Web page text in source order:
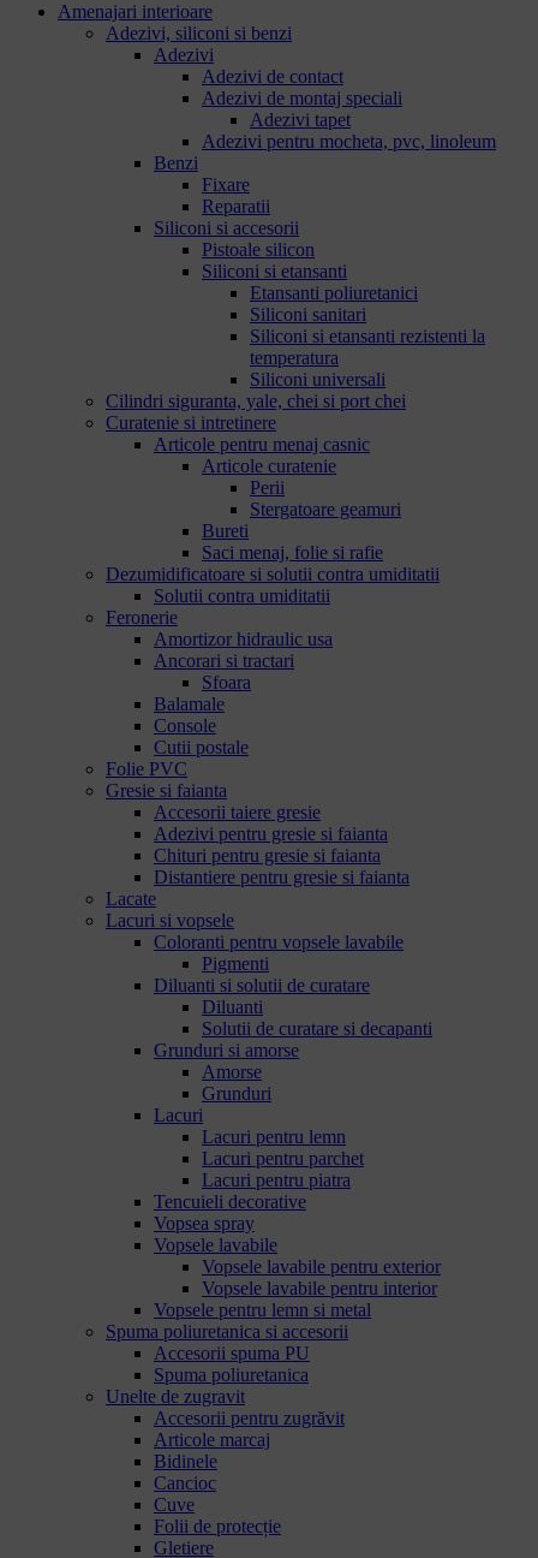
Amenajari interioare
Adezivi, siliconi si benzi
Adezivi
Adezivi de contact
Adezivi de montaj speciali
Adezivi tapet
Adezivi pentru mocheta, pvc, linoleum
Benzi
Fixare
Reparatii
Siliconi si accesorii
Pistoale silicon
Siliconi si etansanti
Etansanti poliuretanici
Siliconi sanitari
Siliconi si etansanti rezistenti la
temperatura
Siliconi universali
Cilindri siguranta, yale, chei si port chei
Curatenie si intretinere
Articole pentru menaj casnic
Articole curatenie
Perii
Stergatoare geamuri
Bureti
Saci menaj, folie si rafie
Dezumidificatoare si solutii contra umiditatii
Solutii contra umiditatii
Feronerie
Amortizor hidraulic usa
Ancorari si tractari
Sfoara
Balamale
Console
Cutii postale
Folie PVC
Gresie si faianta
Accesorii taiere gresie
Adezivi pentru gresie si faianta
Chituri pentru gresie si faianta
Distantiere pentru gresie si faianta
Lacate
Lacuri si vopsele
Coloranti pentru vopsele lavabile
Pigmenti
Diluanti si solutii de curatare
Diluanti
Solutii de curatare si decapanti
Grunduri si amorse
Amorse
Grunduri
Lacuri
Lacuri pentru lemn
Lacuri pentru parchet
Lacuri pentru piatra
Tencuieli decorative
Vopsea spray
Vopsele lavabile
Vopsele lavabile pentru exterior
Vopsele lavabile pentru interior
Vopsele pentru lemn si metal
Spuma poliuretanica si accesorii
Accesorii spuma PU
Spuma poliuretanica
Unelte de zugravit
Accesorii pentru zugrăvit
Articole marcaj
Bidinele
Cancioc
Cuve
Folii de protecție
Gletiere